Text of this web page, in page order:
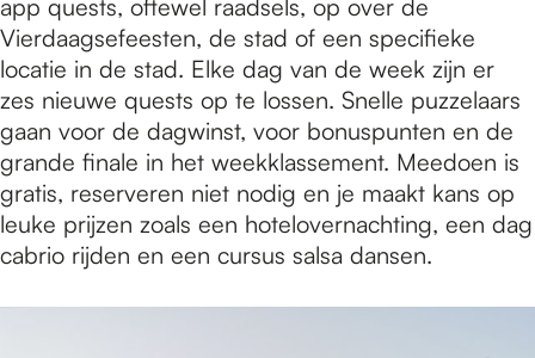
app quests, oftewel raadsels, op over de
Vierdaagsefeesten, de stad of een specifieke
locatie in de stad. Elke dag van de week zijn er
zes nieuwe quests op te lossen. Snelle puzzelaars
gaan voor de dagwinst, voor bonuspunten en de
grande finale in het weekklassement. Meedoen is
gratis, reserveren niet nodig en je maakt kans op
leuke prijzen zoals een hotelovernachting, een dag
cabrio rijden en een cursus salsa dansen.